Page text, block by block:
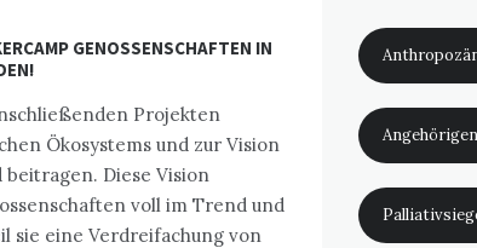
GENOSSENSCHAFTEN IN
Projekten
Ökosystems und zur Vision
beitragen. Diese Vision
voll im Trend und
sie eine Verdreifachung von